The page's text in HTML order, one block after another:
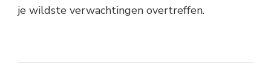
je wildste verwachtingen overtreffen.